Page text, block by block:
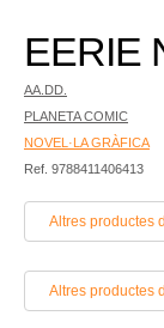
EERIE
AA.DD.
PLANETA COMIC
NOVEL·LA GRÀFICA
Ref. 9788411406413
Altres productes
Altres productes